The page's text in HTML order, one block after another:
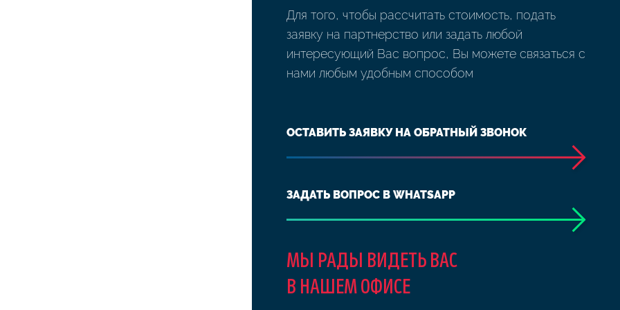
Для того, чтобы рассчитать стоимость, подать
заявку на партнерство или задать любой
интересующий Вас вопрос, Вы можете связаться с
нами любым удобным способом
ОСТАВИТЬ ЗАЯВКУ НА ОБРАТНЫЙ ЗВОНОК
ЗАДАТЬ ВОПРОС В WHATSAPP
МЫ РАДЫ ВИДЕТЬ ВАС
В НАШЕМ ОФИСЕ